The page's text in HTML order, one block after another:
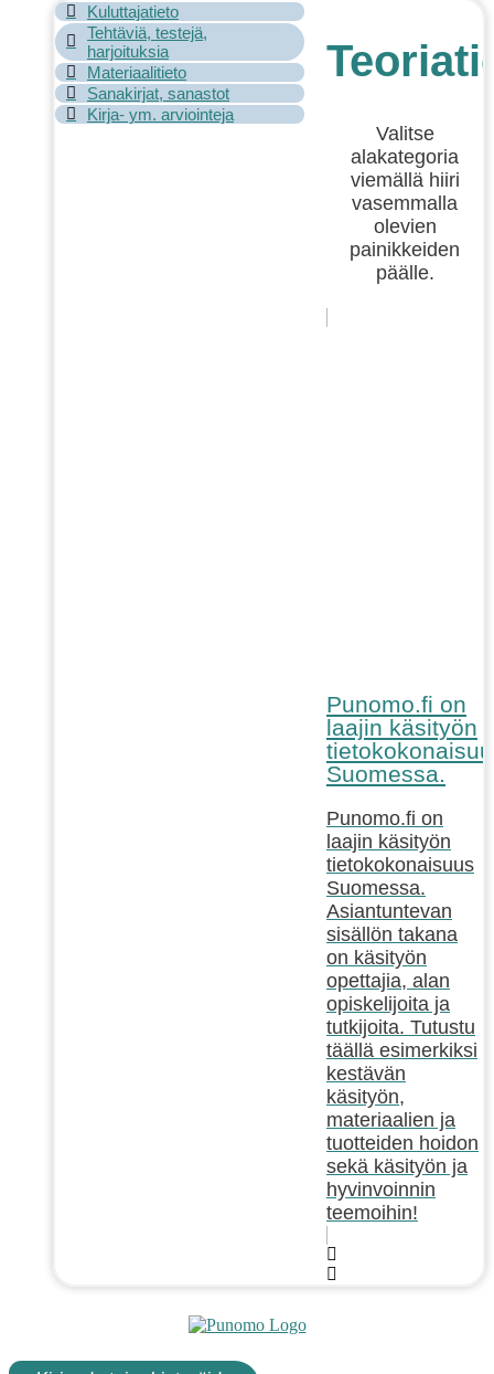
Kuluttajatieto
Tehtäviä, testejä,
harjoituksia
Materiaalitieto
Sanakirjat, sanastot
Kirja- ym. arviointeja
Valitse
alakategoria
viemällä hiiri
vasemmalla
olevien
painikkeiden
päälle.
Punomo.fi on
laajin käsityön
Suomessa.
Punomo.fi on
laajin käsityön
tietokokonaisuus
Suomessa.
Asiantuntevan
sisällön takana
on käsityön
opettajia, alan
opiskelijoita ja
tutkijoita. Tutustu
täällä esimerkiksi
kestävän
käsityön,
materiaalien ja
tuotteiden hoidon
sekä käsityön ja
hyvinvoinnin
teemoihin!